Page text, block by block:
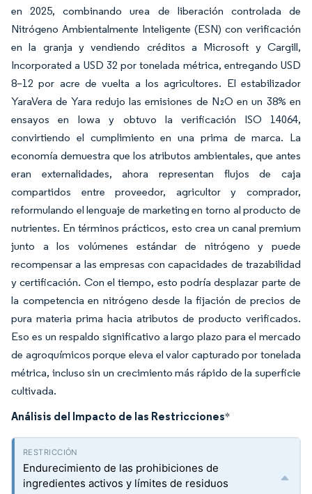
en 2025, combinando urea de liberación controlada de
Nitrógeno Ambientalmente Inteligente (ESN) con verificación
en la granja y vendiendo créditos a Microsoft y Cargill,
Incorporated a USD 32 por tonelada métrica, entregando USD
8–12 por acre de vuelta a los agricultores. El estabilizador
YaraVera de Yara redujo las emisiones de N₂O en un 38% en
ensayos en Iowa y obtuvo la verificación ISO 14064,
convirtiendo el cumplimiento en una prima de marca. La
economía demuestra que los atributos ambientales, que antes
eran externalidades, ahora representan flujos de caja
compartidos entre proveedor, agricultor y comprador,
reformulando el lenguaje de marketing en torno al producto de
nutrientes. En términos prácticos, esto crea un canal premium
junto a los volúmenes estándar de nitrógeno y puede
recompensar a las empresas con capacidades de trazabilidad
y certificación. Con el tiempo, esto podría desplazar parte de
la competencia en nitrógeno desde la fijación de precios de
pura materia prima hacia atributos de producto verificados.
Eso es un respaldo significativo a largo plazo para el mercado
de agroquímicos porque eleva el valor capturado por tonelada
métrica, incluso sin un crecimiento más rápido de la superficie
cultivada.
Análisis del Impacto de las Restricciones*
Endurecimiento de las prohibiciones de
ingredientes activos y límites de residuos